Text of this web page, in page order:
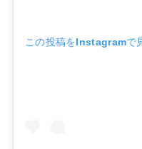
この投稿をInstagramで